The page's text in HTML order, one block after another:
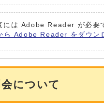
には Adobe Reader が必要
ら Adobe Reader をダウン
について